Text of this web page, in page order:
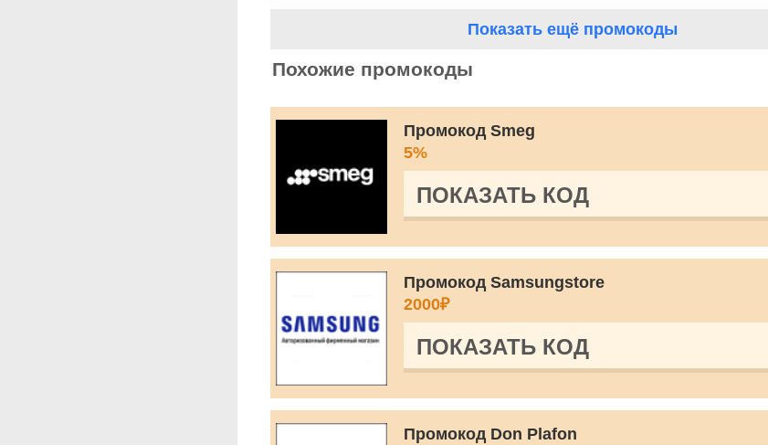
Показать ещё промокоды
Похожие промокоды
Промокод Smeg
5%
ПОКАЗАТЬ КОД
Промокод Samsungstore
2000₽
ПОКАЗАТЬ КОД
Промокод Don Plafon